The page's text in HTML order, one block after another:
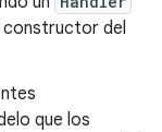
constructor del
que los